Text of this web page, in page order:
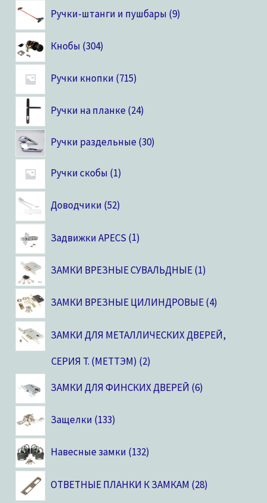
Ручки-штанги и пушбары 9
Кнобы 304
Ручки кнопки 715
Ручки на планке 24
Ручки раздельные 30
Ручки скобы 1
Доводчики 52
Задвижки APECS 1
ЗАМКИ ВРЕЗНЫЕ СУВАЛЬДНЫЕ 1
ЗАМКИ ВРЕЗНЫЕ ЦИЛИНДРОВЫЕ 4
ЗАМКИ ДЛЯ МЕТАЛЛИЧЕСКИХ ДВЕРЕЙ,
CЕРИЯ T. (МЕТТЭМ) 2
ЗАМКИ ДЛЯ ФИНСКИХ ДВЕРЕЙ 6
Защелки 133
Навесные замки 132
ОТВЕТНЫЕ ПЛАНКИ К ЗАМКАМ 28